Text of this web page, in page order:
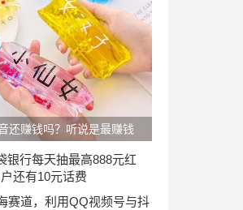
还赚钱吗？听说是最赚钱
银行每天抽最高888元红
还有10元话费
赛道，利用QQ视频号与抖